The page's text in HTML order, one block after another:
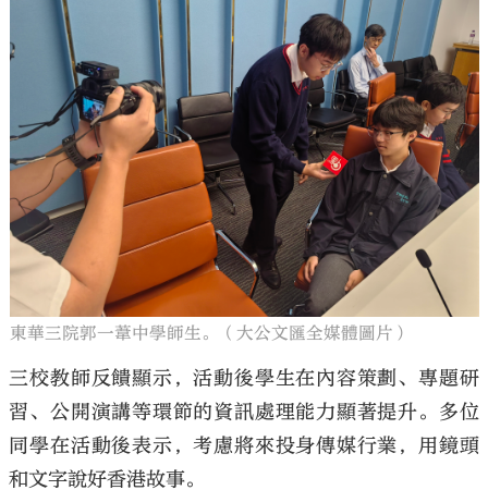
東華三院郭一葦中學師生。（大公文匯全媒體圖片）
三校教師反饋顯示，活動後學生在內容策劃、專題研
習、公開演講等環節的資訊處理能力顯著提升。多位
同學在活動後表示，考慮將來投身傳媒行業，用鏡頭
和文字說好香港故事。